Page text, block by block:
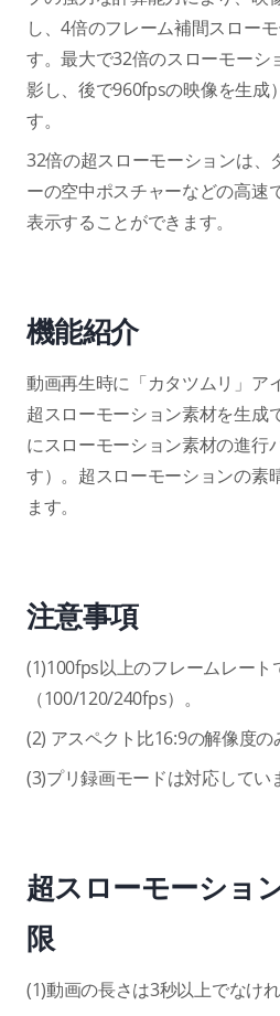
し、4倍のフレーム補間スロー
す。最大で32倍のスローモー
影し、後で960fpsの映像を生成
す。
32倍の超スローモーションは、
ーの空中ポスチャーなどの高速
表示することができます。
機能紹介
動画再生時に「カタツムリ」ア
超スローモーション素材を生成
にスローモーション素材の進行
す）。超スローモーションの素
ます。
注意事項
(1)100fps以上のフレームレート
（100/120/240fps）。
(2) アスペクト比16:9の解像度の
(3)プリ録画モードは対応してい
超スローモーショ
限
(1)動画の長さは3秒以上でなけれ